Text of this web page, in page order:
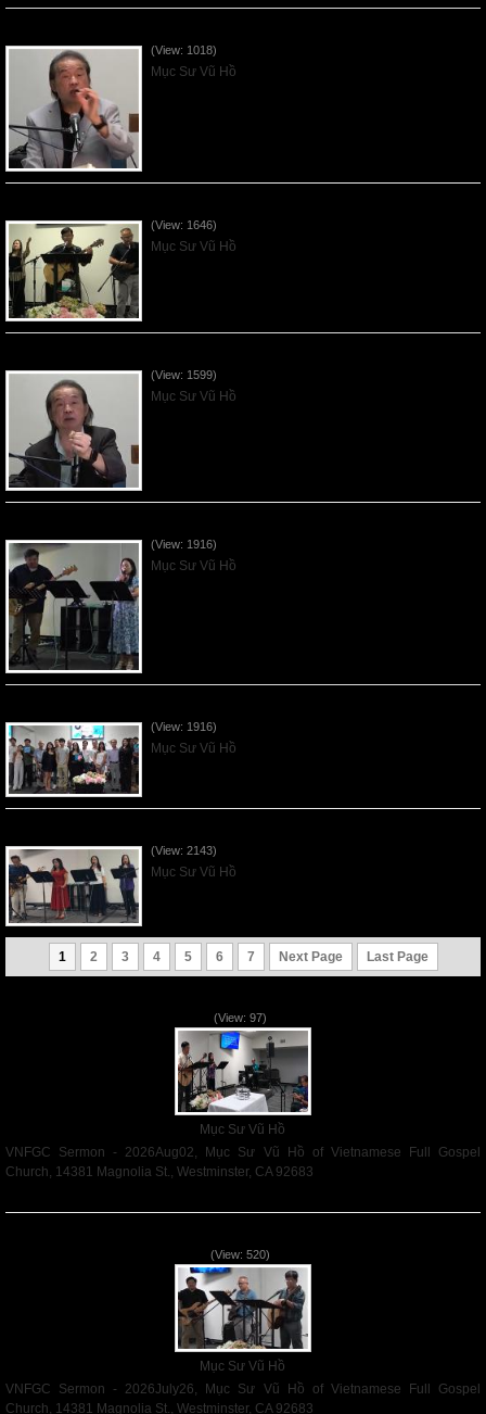
(View: 1018)
Mục Sư Vũ Hồ
(View: 1646)
Mục Sư Vũ Hồ
(View: 1599)
Mục Sư Vũ Hồ
(View: 1916)
Mục Sư Vũ Hồ
(View: 1916)
Mục Sư Vũ Hồ
(View: 2143)
Mục Sư Vũ Hồ
1 2 3 4 5 6 7 Next Page Last Page
(View: 97)
Mục Sư Vũ Hồ
VNFGC Sermon - 2026Aug02, Mục Sư Vũ Hồ of Vietnamese Full Gospel
Church, 14381 Magnolia St., Westminster, CA 92683
(View: 520)
Mục Sư Vũ Hồ
VNFGC Sermon - 2026July26, Mục Sư Vũ Hồ of Vietnamese Full Gospel
Church, 14381 Magnolia St., Westminster, CA 92683